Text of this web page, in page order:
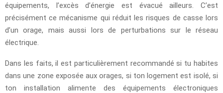
équipements, l’excès d’énergie est évacué ailleurs. C’est
précisément ce mécanisme qui réduit les risques de casse lors
d’un orage, mais aussi lors de perturbations sur le réseau
électrique.
Dans les faits, il est particulièrement recommandé si tu habites
dans une zone exposée aux orages, si ton logement est isolé, si
ton installation alimente des équipements électroniques